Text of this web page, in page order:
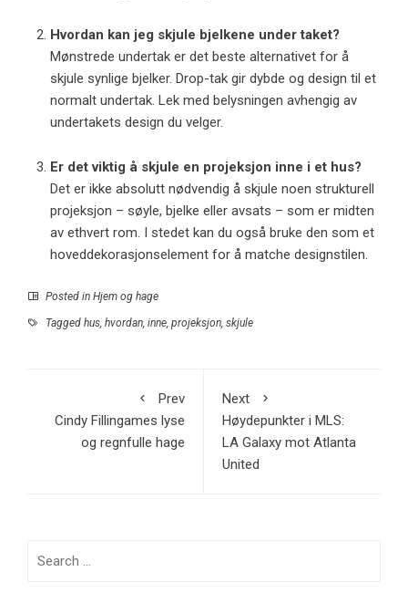
Hvordan kan jeg skjule bjelkene under taket?
Mønstrede undertak er det beste alternativet for å
skjule synlige bjelker. Drop-tak gir dybde og design til et
normalt undertak. Lek med belysningen avhengig av
undertakets design du velger.
Er det viktig å skjule en projeksjon inne i et hus?
Det er ikke absolutt nødvendig å skjule noen strukturell
projeksjon – søyle, bjelke eller avsats – som er midten
av ethvert rom. I stedet kan du også bruke den som et
hoveddekorasjonselement for å matche designstilen.
Posted in Hjem og hage
Tagged hus, hvordan, inne, projeksjon, skjule
Prev
Cindy Fillingames lyse
og regnfulle hage
Next
Høydepunkter i MLS:
LA Galaxy mot Atlanta
United